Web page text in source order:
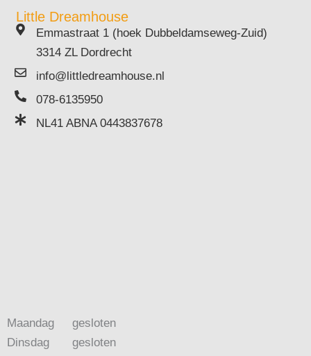
Little Dreamhouse
Emmastraat 1 (hoek Dubbeldamseweg-Zuid)
3314 ZL Dordrecht
info@littledreamhouse.nl
078-6135950
NL41 ABNA 0443837678
Maandag
Dinsdag
gesloten
gesloten